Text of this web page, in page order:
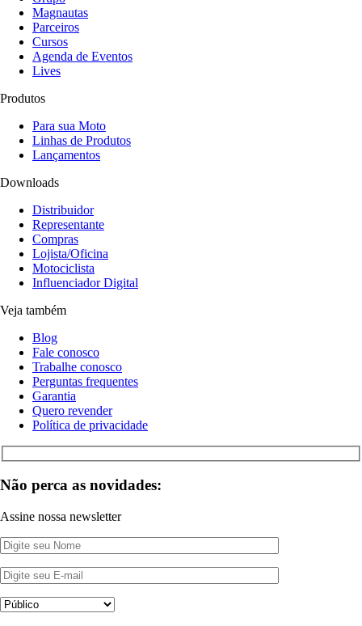
Magnautas
Parceiros
Cursos
Agenda de Eventos
Lives
Produtos
Para sua Moto
Linhas de Produtos
Lançamentos
Downloads
Distribuidor
Representante
Compras
Lojista/Oficina
Motociclista
Influenciador Digital
Veja também
Blog
Fale conosco
Trabalhe conosco
Perguntas frequentes
Garantia
Quero revender
Política de privacidade
Não perca as novidades:
Assine nossa newsletter